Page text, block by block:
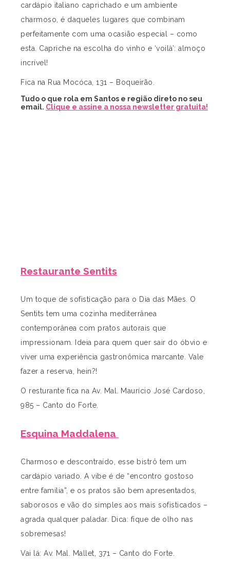
cardápio italiano caprichado e um ambiente
charmoso, é daqueles lugares que combinam
perfeitamente com uma ocasião especial – como
esta. Capriche na escolha do vinho e ‘voilà’: almoço
incrível!
Fica na Rua Mocóca, 131 – Boqueirão.
Tudo o que rola em Santos e região direto no seu
email. Clique e assine a nossa newsletter gratuita!
Restaurante Sentits
Um toque de sofisticação para o Dia das Mães. O
Sentits tem uma cozinha mediterrânea
contemporânea com pratos autorais que
impressionam. Ideia para quem quer sair do óbvio e
viver uma experiência gastronômica marcante. Vale
fazer a reserva, hein?!
O resturante fica na Av. Mal. Maurício José Cardoso,
985 – Canto do Forte.
Esquina Maddalena
Charmoso e descontraído, esse bistrô tem um
cardápio variado. A vibe é de “encontro gostoso
entre família”, e os pratos são bem apresentados,
saborosos e vão do simples aos mais sofisticados –
agrada qualquer paladar. Dica: fique de olho nas
sobremesas!
Vai lá: Av. Mal. Mallet, 371 – Canto do Forte.